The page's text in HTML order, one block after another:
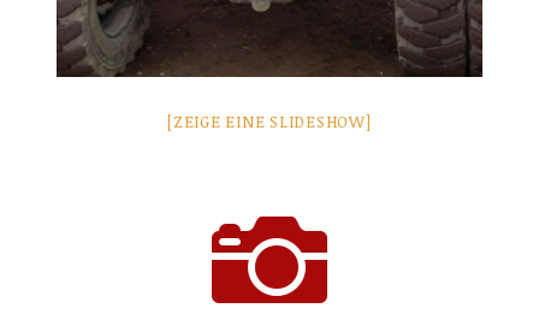
[ZEIGE EINE SLIDESHOW]
